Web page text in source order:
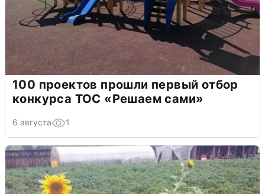
100 проектов прошли первый отбор
конкурса ТОС «Решаем сами»
6 августа 1